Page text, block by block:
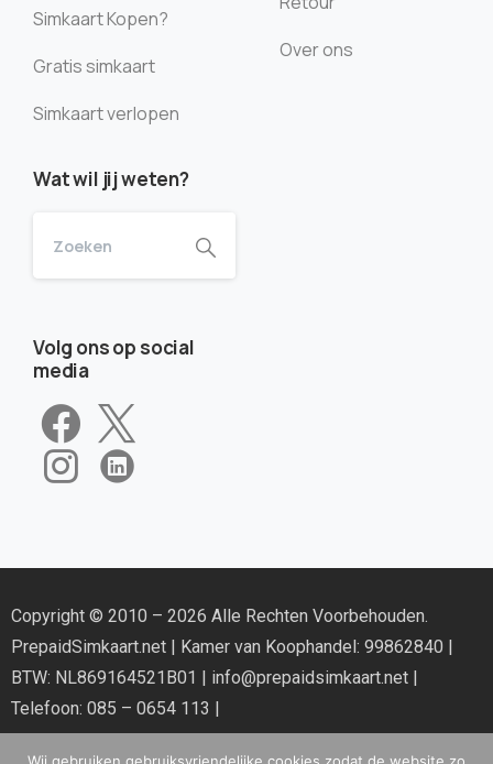
Simkaart Kopen?
Gratis simkaart
Simkaart verlopen
Over ons
Wat wil jij weten?
Volg ons op social
media
Copyright © 2010 – 2026 Alle Rechten Voorbehouden.
PrepaidSimkaart.net | Kamer van Koophandel: 99862840 |
BTW: NL869164521B01 | info@prepaidsimkaart.net |
Telefoon: 085 – 0654 113 |